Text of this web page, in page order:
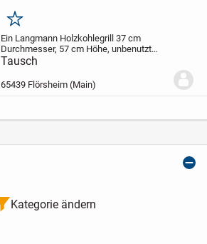
Merken
Ein Langmann Holzkohlegrill 37 cm
Durchmesser, 57 cm Höhe, unbenutzt
gegen eine Tüte Erdnussflips abzugeben
Tausch
65439 Flörsheim (Main)
Kategorie ändern